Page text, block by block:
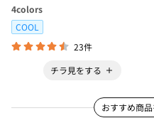
4colors
COOL
23件
チラ見をする
おすすめ商